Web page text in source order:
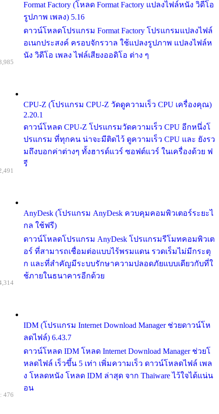
Format Factory (โหลด Format Factory แปลงไฟล์หนัง วิดีโอ
รูปภาพ เพลง) 5.16
ดาวน์โหลดโปรแกรม Format Factory โปรแกรมแปลงไฟล์
อเนกประสงค์ ครอบจักรวาล ใช้แปลงรูปภาพ แปลงไฟล์ห
นัง วิดีโอ เพลง ไฟล์เสียงออดิโอ ต่าง ๆ
CPU-Z (โปรแกรม CPU-Z วัดดูความเร็ว CPU เครื่องคุณ)
2.20.1
ดาวน์โหลด CPU-Z โปรแกรมวัดความเร็ว CPU อีกหนึ่งโ
ปรแกรม ที่ทุกคน น่าจะมีติดไว้ ดูความเร็ว CPU และ ยังรว
มถึงบอกค่าต่างๆ ทั้งฮารด์แวร์ ซอฟต์แวร์ ในเครื่องด้วย ฟ
รี
AnyDesk (โปรแกรม AnyDesk ควบคุมคอมพิวเตอร์ระยะไ
กล ใช้ฟรี)
ดาวน์โหลดโปรแกรม AnyDesk โปรแกรมรีโมทคอมพิวเต
อร์ ที่สามารถเชื่อมต่อแบบไร้พรมแดน รวดเร็มไม่มีกระตุ
ก และที่สำคัญมีระบบรักษาความปลอดภัยแบบเดียวกับที่ใ
ช้ภายในธนาคารอีกด้วย
IDM (โปรแกรม Internet Download Manager ช่วยดาวน์โห
ลดไฟล์) 6.43.7
ดาวน์โหลด IDM โหลด Internet Download Manager ช่วยโ
หลดไฟล์ เร็วขึ้น 5 เท่า เพิ่มความเร็ว ดาวน์โหลดไฟล์ เพล
ง โหลดหนัง โหลด IDM ล่าสุด จาก Thaiware ไว้ใจได้แน่น
อน
476